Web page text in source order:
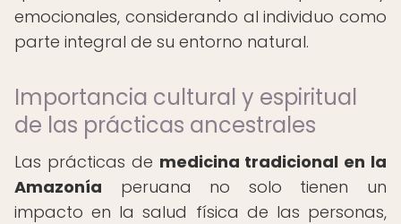
emocionales, considerando al individuo como
parte integral de su entorno natural.
Importancia cultural y espiritual
de las prácticas ancestrales
Las prácticas de medicina tradicional en la
Amazonía peruana no solo tienen un
impacto en la salud física de las personas,